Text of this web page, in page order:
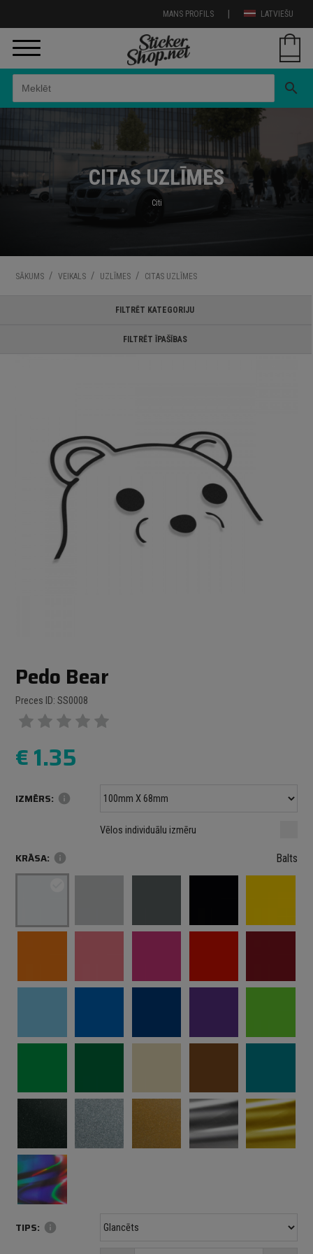
LATVIEŠU
|
MANS PROFILS
search
CITAS UZLĪMES
Citi
SĀKUMS / VEIKALS / UZLĪMES / CITAS UZLĪMES
FILTRĒT KATEGORIJU
FILTRĒT ĪPAŠĪBAS
Pedo Bear
Preces ID: SS0008
€1.35
IZMĒRS: info
mm mm
Maksimālais izmērs: 1000 mm
Vēlos individuālu izmēru
KRĀSA: info Balts
TIPS: info